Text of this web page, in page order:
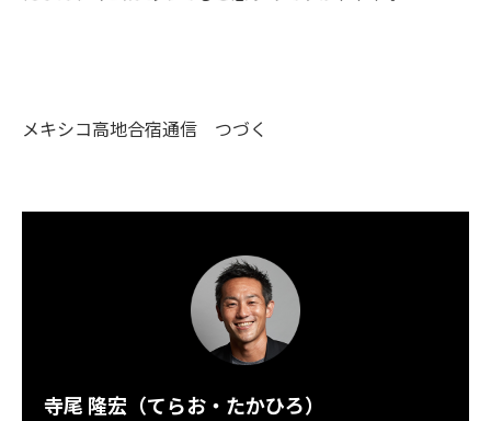
メキシコ高地合宿通信 つづく
寺尾 隆宏（てらお・たかひろ）